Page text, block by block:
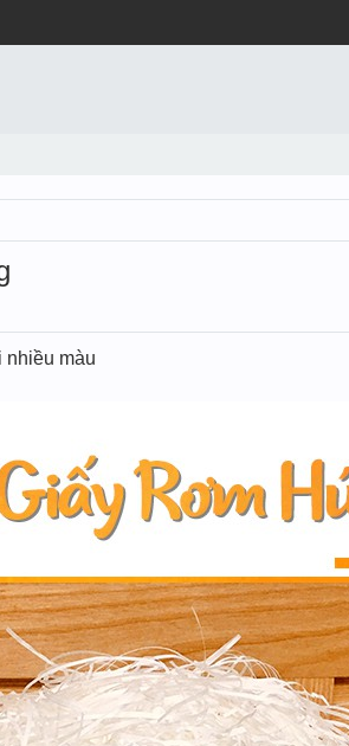
nhiều màu